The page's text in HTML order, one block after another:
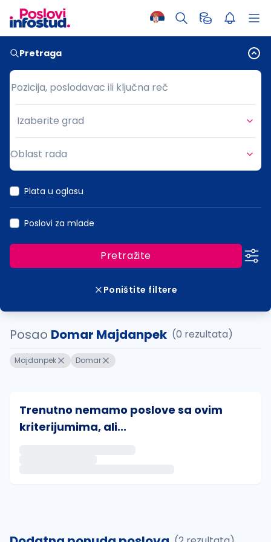
Pretraga
Pozicija, poslodavac ili ključna reč
Pozicija, poslodavac ili ključna reč
Grad
Izaberite grad
Oblast rada
Plata u oglasu
Poslovi za mlade
Pretražite
Poništite filtere
Posao Domar Majdanpek (0 rezultata)
Majdanpek Domar
Trenutno nemamo poslove sa ovim
kriterijumima, ali...